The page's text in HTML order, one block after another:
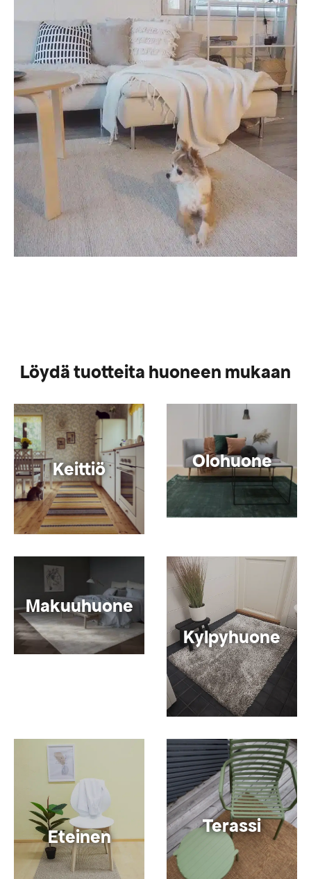
Löydä tuotteita huoneen mukaan
Keittiö Olohuone
Makuuhuone
Kylpyhuone
Eteinen Terassi